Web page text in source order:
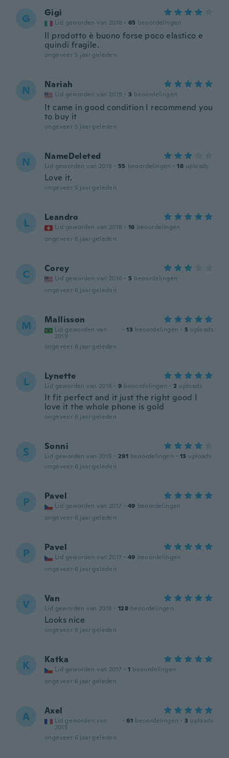
G Gigi
Lid geworden van 2018 · 65 beoordelingen
Il prodotto è buono forse poco elastico e
quindi fragile.
ongeveer 5 jaar geleden
N Nariah
Lid geworden van 2019 · 3 beoordelingen
It came in good condition I recommend you
to buy it
ongeveer 5 jaar geleden
N NameDeleted
Lid geworden van 2018 · 55 beoordelingen · 18 uploads
Love it.
ongeveer 5 jaar geleden
L Leandro
Lid geworden van 2018 · 16 beoordelingen
ongeveer 6 jaar geleden
C Corey
Lid geworden van 2016 · 5 beoordelingen
ongeveer 6 jaar geleden
M Mallisson
Lid geworden van
2019
· 13 beoordelingen · 5 uploads
ongeveer 6 jaar geleden
L Lynette
Lid geworden van 2016 · 9 beoordelingen · 2 uploads
It fit perfect and it just the right good I
love it the whole phone is gold
ongeveer 6 jaar geleden
S Sonni
Lid geworden van 2015 · 291 beoordelingen · 13 uploads
ongeveer 6 jaar geleden
P Pavel
Lid geworden van 2017 · 49 beoordelingen
ongeveer 6 jaar geleden
P Pavel
Lid geworden van 2017 · 49 beoordelingen
ongeveer 6 jaar geleden
V Van
Lid geworden van 2018 · 128 beoordelingen
Looks nice
ongeveer 6 jaar geleden
K Katka
Lid geworden van 2017 · 1 beoordelingen
ongeveer 6 jaar geleden
A Axel
Lid geworden van
2015
· 61 beoordelingen · 3 uploads
ongeveer 6 jaar geleden